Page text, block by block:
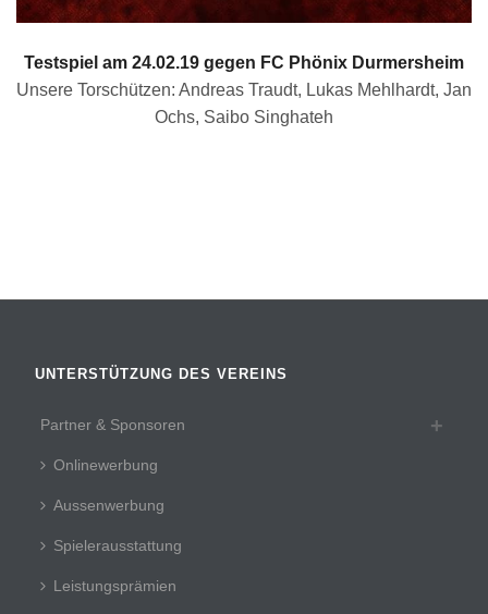
Testspiel am 24.02.19 gegen FC Phönix Durmersheim
Unsere Torschützen: Andreas Traudt, Lukas Mehlhardt, Jan
Ochs, Saibo Singhateh
UNTERSTÜTZUNG DES VEREINS
Partner & Sponsoren
Onlinewerbung
Aussenwerbung
Spielerausstattung
Leistungsprämien